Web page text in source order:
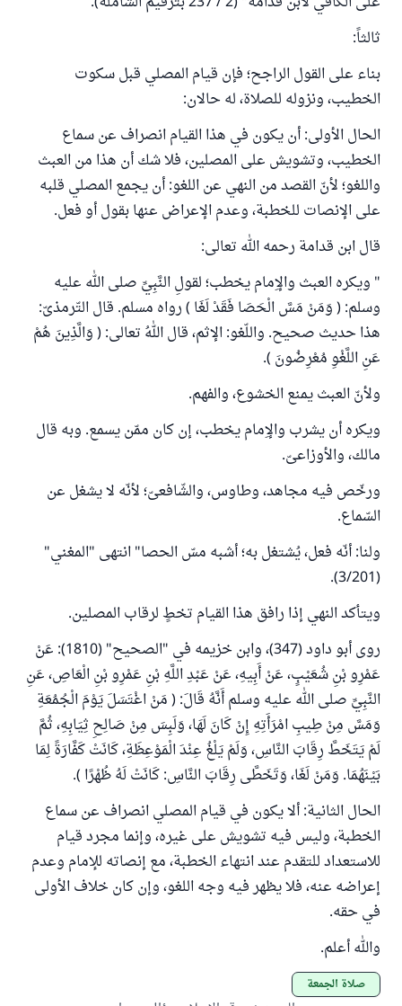
ثالثاً:
بناء على القول الراجح؛ فإن قيام المصلي قبل سكوت
الخطيب، ونزوله للصلاة، له حالان:
الحال الأولى: أن يكون في هذا القيام انصراف عن سماع
الخطيب، وتشويش على المصلين، فلا شك أن هذا من العبث
واللغو؛ لأنّ القصد من النهي عن اللغو: أن يجمع المصلي قلبه
على الإنصات للخطبة، وعدم الإعراض عنها بقول أو فعل.
قال ابن قدامة رحمه الله تعالى:
" ويكره العبث والإِمام يخطب؛ لقولِ النَّبِيِّ صلى الله عليه
وسلم: ( وَمَنْ مَسَّ الْحَصَا فَقَدْ لَغَا ) رواه مسلم. قال التّرمذىّ:
هذا حديث صحيح. واللّغو: الإثم، قال اللهُ تعالى: ( وَالَّذِينَ هُمْ
عَنِ اللَّغْوِ مُعْرِضُونَ ).
ولأنّ العبث يمنع الخشوع، والفهم.
ويكره أن يشرب والإِمام يخطب، إن كان ممّن يسمع. وبه قال
مالك، والأوزاعىّ.
ورخّص فيه مجاهد، وطاوس، والشّافعىّ؛ لأنّه لا يشغل عن
السّماع.
ولنا: أنّه فعل، يُشتغل به؛ أشبه مسّ الحصا" انتهى "المغني"
(3/201).
ويتأكد النهي إذا رافق هذا القيام تخطٍ لرقاب المصلين.
روى أبو داود (347)، وابن خزيمه في "الصحيح" (1810): عَنْ
عَمْرِو بْنِ شُعَيْبٍ، عَنْ أَبِيهِ، عَنْ عَبْدِ اللَّهِ بْنِ عَمْرِو بْنِ الْعَاصِ، عَنِ
النَّبِيِّ صلى الله عليه وسلم أَنَّهُ قَالَ: ( مَنْ اغْتَسَلَ يَوْمَ الْجُمُعَةِ
وَمَسَّ مِنْ طِيبِ امْرَأَتِهِ إِنْ كَانَ لَهَا، وَلَبِسَ مِنْ صَالِحِ ثِيَابِهِ، ثُمَّ
لَمْ يَتَخَطَّ رِقَابَ النَّاسِ، وَلَمْ يَلْغُ عِنْدَ الْمَوْعِظَةِ، كَانَتْ كَفَّارَةً لِمَا
بَيْنَهُمَا. وَمَنْ لَغَا، وَتَخَطَّى رِقَابَ النَّاسِ: كَانَتْ لَهُ ظُهْرًا ).
الحال الثانية: ألا يكون في قيام المصلي انصراف عن سماع
الخطبة، وليس فيه تشويش على غيره، وإنما مجرد قيام
للاستعداد للتقدم عند انتهاء الخطبة، مع إنصاته للإمام وعدم
إعراضه عنه، فلا يظهر فيه وجه اللغو، وإن كان خلاف الأولى
في حقه.
والله أعلم.
صلاة الجمعة